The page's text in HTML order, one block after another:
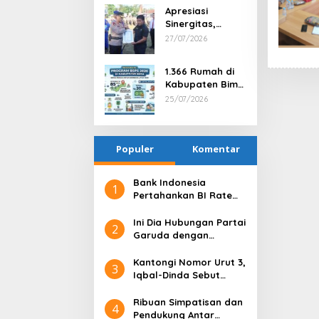
Tindak Tegas
Satu Anggota
via PTDH
Apresiasi
Sinergitas,
Kapolres Bima
kepada Kepala
Desa Nggembe
27/07/2026
1.366 Rumah di
Kabupaten Bima
Terima Bantuan
2026
25/07/2026
Populer Komentar
1
Bank Indonesia
Pertahankan BI Rate
hingga Pertengahan
Juni 4,0 Miliar Dolar AS
2
Ini Dia Hubungan Partai
Garuda dengan
3
Kantongi Nomor Urut 3,
Iqbal-Dinda Sebut
Kemenangan di Pilgub
NTB
4
Ribuan Simpatisan dan
Pendukung Antar